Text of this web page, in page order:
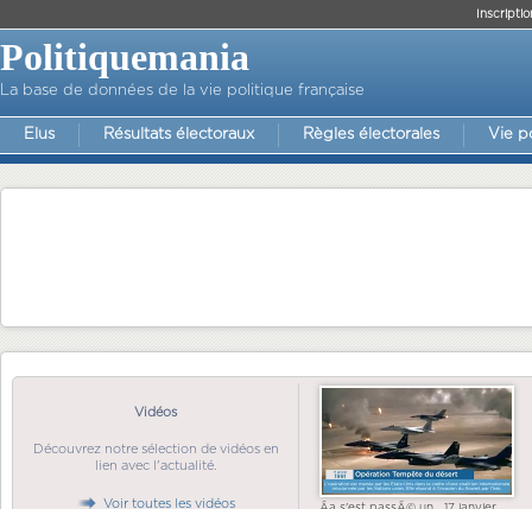
Politiquemania
La base de données de la vie politique française
Elus Résultats électoraux Règles électorales Vie
Vidéos
Découvrez notre sélection de vidéos en
lien avec l'actualité.
Voir toutes les vidéos